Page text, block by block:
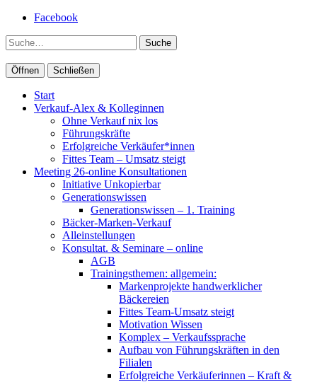
Facebook
Suche
Öffnen Schließen
Start
Verkauf-Alex & Kolleginnen
Ohne Verkauf nix los
Führungskräfte
Erfolgreiche Verkäufer*innen
Fittes Team – Umsatz steigt
Meeting 26-online Konsultationen
Initiative Unkopierbar
Generationswissen
Generationswissen – 1. Training
Bäcker-Marken-Verkauf
Alleinstellungen
Konsultat. & Seminare – online
AGB
Trainingsthemen: allgemein:
Markenprojekte handwerklicher
Bäckereien
Fittes Team-Umsatz steigt
Motivation Wissen
Komplex – Verkaufssprache
Aufbau von Führungskräften in den
Filialen
Erfolgreiche Verkäuferinnen – Kraft &